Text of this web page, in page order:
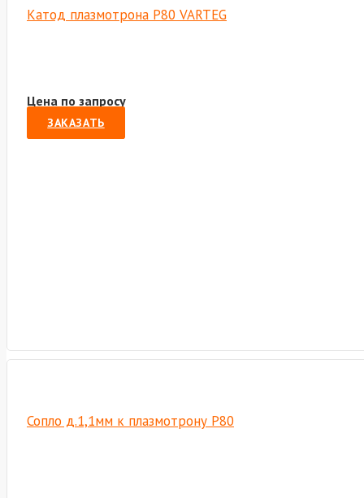
Катод плазмотрона Р80 VARTEG
Цена по запросу
ЗАКАЗАТЬ
Сопло д.1,1мм к плазмотрону P80